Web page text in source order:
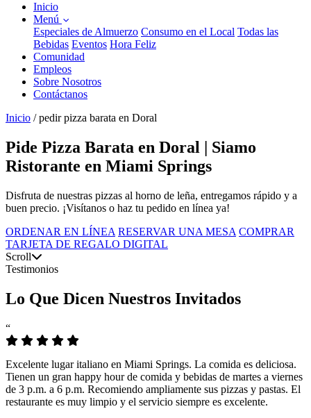
Inicio
Menú
Especiales de Almuerzo Consumo en el Local Todas las
Bebidas Eventos Hora Feliz
Comunidad
Empleos
Sobre Nosotros
Contáctanos
Inicio / pedir pizza barata en Doral
Pide Pizza Barata en Doral | Siamo
Ristorante en Miami Springs
Disfruta de nuestras pizzas al horno de leña, entregamos rápido y a
buen precio. ¡Visítanos o haz tu pedido en línea ya!
ORDENAR EN LÍNEA RESERVAR UNA MESA COMPRAR
TARJETA DE REGALO DIGITAL
Scroll
Testimonios
Lo Que Dicen Nuestros Invitados
“
Excelente lugar italiano en Miami Springs. La comida es deliciosa.
Tienen un gran happy hour de comida y bebidas de martes a viernes
de 3 p.m. a 6 p.m. Recomiendo ampliamente sus pizzas y pastas. El
restaurante es muy limpio y el servicio siempre es excelente.